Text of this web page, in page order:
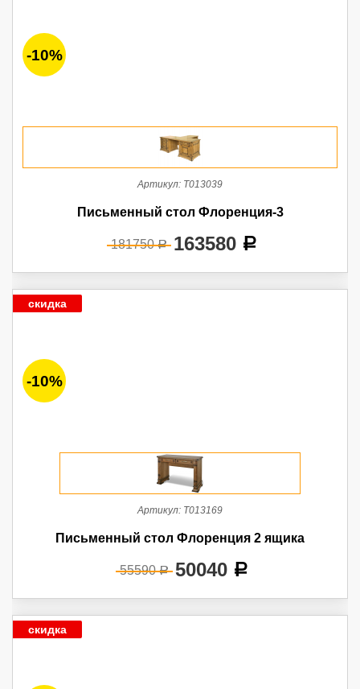
-10%
Артикул: Т013039
Письменный стол Флоренция-3
181750a 163580 a
скидка
-10%
Артикул: Т013169
Письменный стол Флоренция 2 ящика
55590a 50040 a
скидка